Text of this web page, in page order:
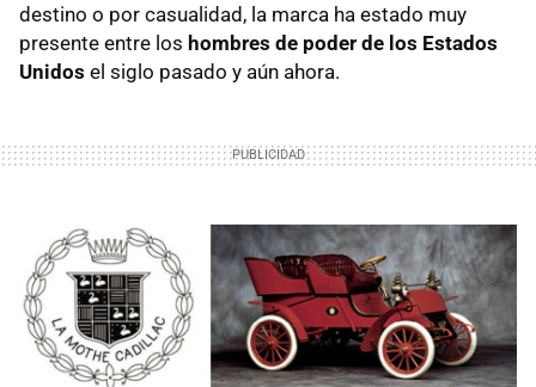
destino o por casualidad, la marca ha estado muy
presente entre los hombres de poder de los Estados
Unidos el siglo pasado y aún ahora.